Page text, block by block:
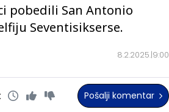
8.2.2025. 9:00
pobedili San Antonio
Seventisikserse.
Pošalji komentar